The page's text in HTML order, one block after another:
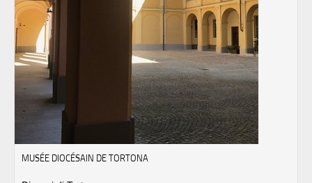
MUSÉE DIOCÉSAIN DE TORTONA